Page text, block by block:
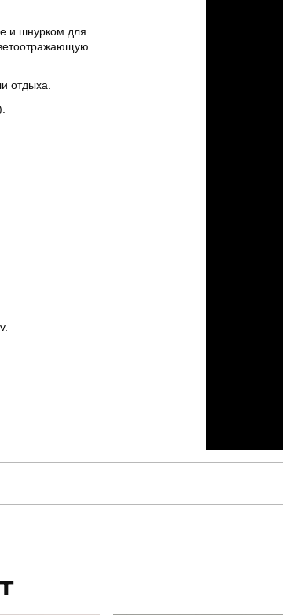
и шнурком для
отдыха.